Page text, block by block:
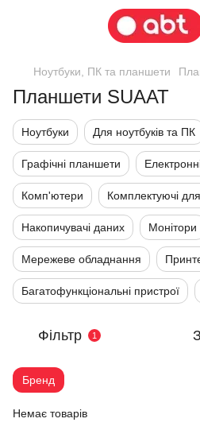
Ноутбуки, ПК та планшети
Планшети SUAAT
Ноутбуки Для ноутбуків та ПК
Графічні планшети
Комп'ютери Комплектуючі
Накопичувачі даних Монітори
Мережеве обладнання
Багатофункціональні пристрої
Фільтр 1
Бренд
Немає товарів